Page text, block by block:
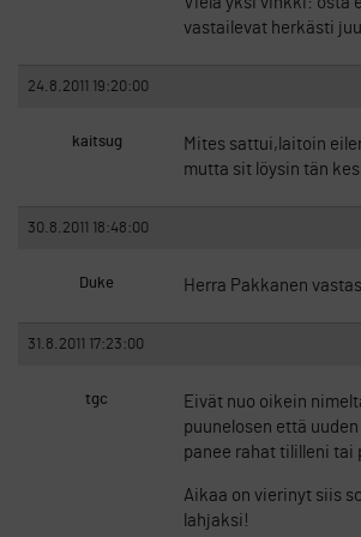
vastailevat herkästi
24.8.2011 19:20:00
kaitsug
Mites sattui,laitoin
mutta sit löysin tän
30.8.2011 18:48:00
Duke Herra Pakkanen
31.8.2011 17:23:00
tgc
Eivät nuo oikein
puunelosen että
panee rahat tililleni tai
Aikaa on vierinyt siis
lahjaksi!